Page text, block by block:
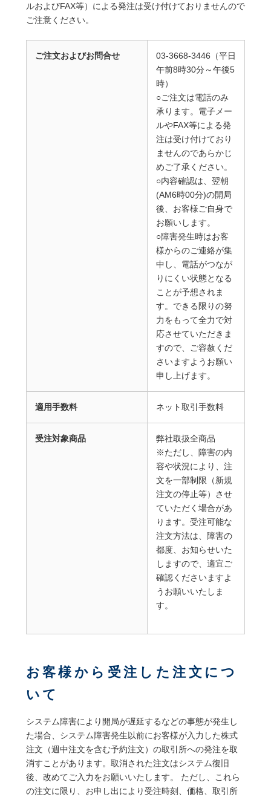
ルおよびFAX等）による発注は受け付けておりませんので
ご注意ください。
ご注文およびお問合せ
03-3668-3446（平日
午前8時30分～午後5
時）
○ご注文は電話のみ
承ります。電子メー
ルやFAX等による発
注は受け付けており
ませんのであらかじ
めご了承ください。
○内容確認は、翌朝
(AM6時00分)の開局
後、お客様ご自身で
お願いします。
○障害発生時はお客
様からのご連絡が集
中し、電話がつなが
りにくい状態となる
ことが予想されま
す。できる限りの努
力をもって全力で対
応させていただきま
すので、ご容赦くだ
さいますようお願い
申し上げます。
適用手数料 ネット取引手数料
受注対象商品
弊社取扱全商品
※ただし、障害の内
容や状況により、注
文を一部制限（新規
注文の停止等）させ
ていただく場合があ
ります。受注可能な
注文方法は、障害の
都度、お知らせいた
しますので、適宜ご
確認くださいますよ
うお願いいたしま
す。
お客様から受注した注文につ
いて
システム障害により開局が遅延するなどの事態が発生し
た場合、システム障害発生以前にお客様が入力した株式
注文（週中注文を含む予約注文）の取引所への発注を取
消すことがあります。取消された注文はシステム復旧
後、改めてご入力をお願いいたします。 ただし、これら
の注文に限り、お申し出により受注時刻、価格、取引所